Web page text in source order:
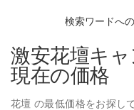
検索ワードへ
激安花壇キ
現在の価格
花壇 の最低価格をお探し